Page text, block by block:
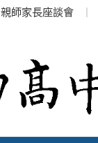
親師家長座談會